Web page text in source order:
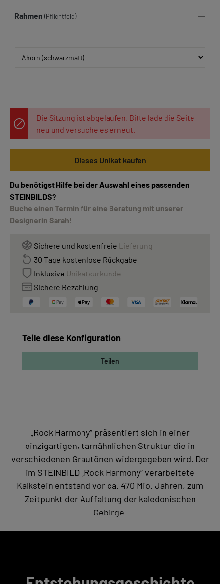
Rahmen (Pflichtfeld)
Die Sitzung ist abgelaufen. Bitte lade die Seite
neu und versuche es erneut.
Dieses Unikat kaufen
Du benötigst Hilfe bei der Auswahl eines passenden
STEINBILDS?
Buche einen Termin für eine Beratung mit unserer
Designerin Sarah!
Sichere und kostenfreie Lieferung
30 Tage kostenlose Rückgabe
Inklusive Unikatsurkunde
Sichere Bezahlung
Teile diese Konfiguration
Teilen
„Rock Harmony“ präsentiert sich in einer
einzigartigen, tarnähnlichen Struktur die in
verschiedenen Grautönen widergegeben wird. Der
im STEINBILD „Rock Harmony“ verarbeitete
Kalkstein entstand vor ca. 470 Mio. Jahren, zum
Zeitpunkt der Auffaltung der kaledonischen
Gebirge.